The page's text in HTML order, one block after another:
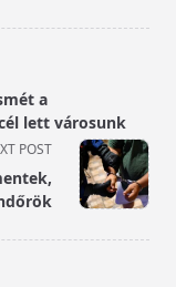
a
lett városunk
POST